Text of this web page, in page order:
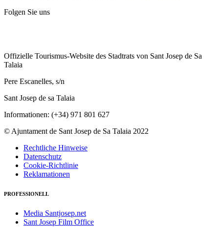
Folgen Sie uns
Offizielle Tourismus-Website des Stadtrats von Sant Josep de Sa
Talaia
Pere Escanelles, s/n
Sant Josep de sa Talaia
Informationen: (+34) 971 801 627
© Ajuntament de Sant Josep de Sa Talaia 2022
Rechtliche Hinweise
Datenschutz
Cookie-Richtlinie
Reklamationen
PROFESSIONELL
Media Santjosep.net
Sant Josep Film Office